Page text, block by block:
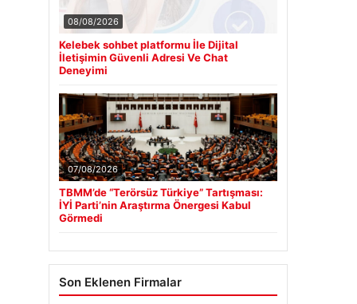
08/08/2026
Kelebek sohbet platformu İle Dijital
İletişimin Güvenli Adresi Ve Chat
Deneyimi
07/08/2026
TBMM’de “Terörsüz Türkiye” Tartışması:
İYİ Parti’nin Araştırma Önergesi Kabul
Görmedi
Son Eklenen Firmalar